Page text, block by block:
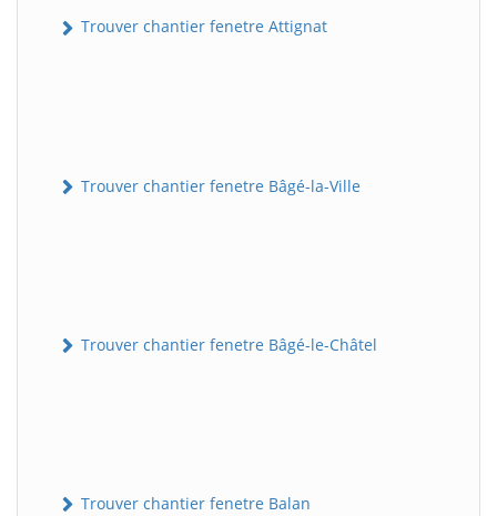
Trouver chantier fenetre Attignat
Trouver chantier fenetre Bâgé-la-Ville
Trouver chantier fenetre Bâgé-le-Châtel
Trouver chantier fenetre Balan